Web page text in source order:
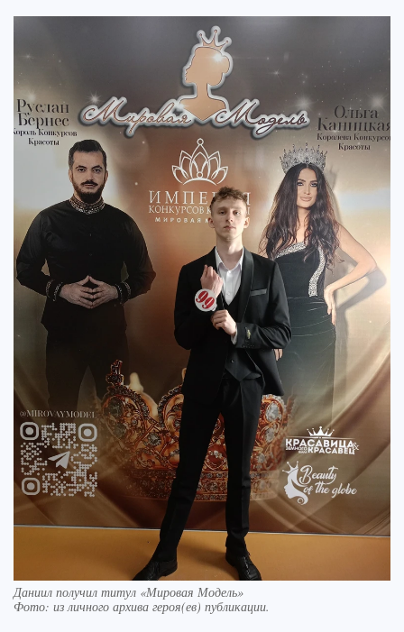
Даниил получил титул «Мировая Модель»
Фото: из личного архива героя(ев) публикации.